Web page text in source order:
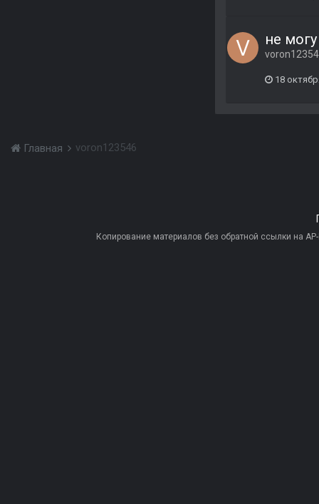
не
18
Главная voron123546
Копирование материалов без обратной ссылки на